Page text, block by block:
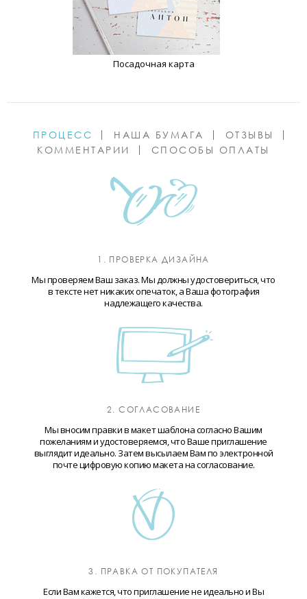
Посадочная карта
ПРОЦЕСС НАША БУМАГА
ОТЗЫВЫ
КОММЕНТАРИИ
СПОСОБЫ ОПЛАТЫ
1. ПРОВЕРКА ДИЗАЙНА
Мы проверяем Ваш заказ. Мы должны удостовериться, что
в тексте нет никаких опечаток, а Ваша фотография
надлежащего качества.
2. СОГЛАСОВАНИЕ
Мы вносим правки в макет шаблона согласно Вашим
пожеланиям и удостоверяемся, что Ваше приглашение
выглядит идеально. Затем высылаем Вам по электронной
почте цифровую копию макета на согласование.
3. ПРАВКА ОТ ПОКУПАТЕЛЯ
Если Вам кажется, что приглашение не идеально и Вы